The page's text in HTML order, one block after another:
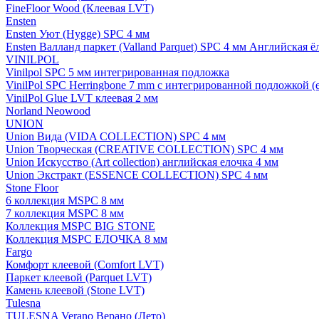
FineFloor Wood (Клеевая LVT)
Ensten
Ensten Уют (Hygge) SPC 4 мм
Ensten Валланд паркет (Valland Parquet) SPC 4 мм Английская
VINILPOL
Vinilpol SPC 5 мм интегрированная подложка
VinilPol SPC Herringbone 7 mm с интегрированной подложкой
VinilPol Glue LVT клеевая 2 мм
Norland Neowood
UNION
Union Вида (VIDA COLLECTION) SPC 4 мм
Union Творческая (CREATIVE COLLECTION) SPC 4 мм
Union Искусство (Art collection) английская елочка 4 мм
Union Экстракт (ESSENCE COLLECTION) SPC 4 мм
Stone Floor
6 коллекция MSPC 8 мм
7 коллекция MSPC 8 мм
Коллекция MSPC BIG STONE
Коллекция MSPC ЕЛОЧКА 8 мм
Fargo
Комфорт клеевой (Comfort LVT)
Паркет клеевой (Parquet LVT)
Камень клеевой (Stone LVT)
Tulesna
TULESNA Verano Верано (Лето)